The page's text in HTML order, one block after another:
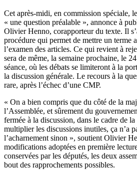
Cet après-midi, en commission spéciale,
« une question préalable », annonce à
Olivier Henno, corapporteur du texte. Il
procédure qui permet de mettre un terme
l’examen des articles. Ce qui revient à
sera de même, la semaine prochaine, le
séance, où les débats se limiteront à la
la discussion générale. Le recours à la
rare, après l’échec d’une CMP.
« On a bien compris que du côté de la
l’Assemblée, et sûrement du
fermée à la discussion, dans le cadre de
multiplier les discussions inutiles, ça n’a
l’acharnement sinon », soutient Olivier
modifications adoptées en première
conservées par les députés, les deux
bout des rapprochements possibles.